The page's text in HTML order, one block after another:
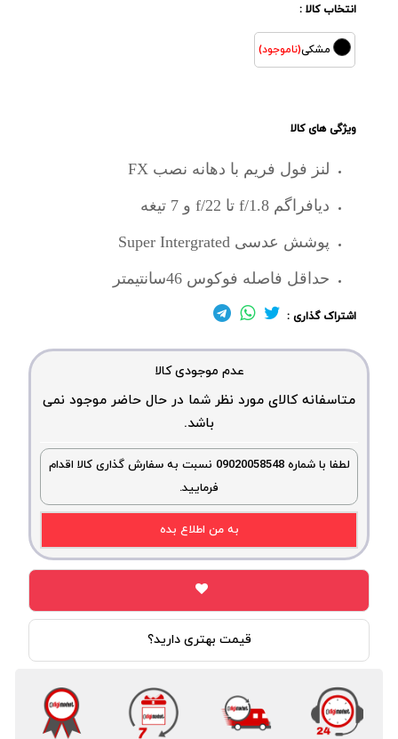
انتخاب کالا :
مشکی(ناموجود)
ویژگی های کالا
لنز فول فریم با دهانه نصب FX
دیافراگم f/1.8 تا f/22 و 7 تیغه
پوشش عدسی Super Intergrated
حداقل فاصله فوکوس 46سانتیمتر
اشتراک گذاری :
عدم موجودی کالا
متاسفانه کالای مورد نظر شما در حال حاضر موجود نمی
باشد.
لطفا با شماره 09020058548 نسبت به سفارش گذاری کالا اقدام
فرمایید.
به من اطلاع بده
قیمت بهتری دارید؟